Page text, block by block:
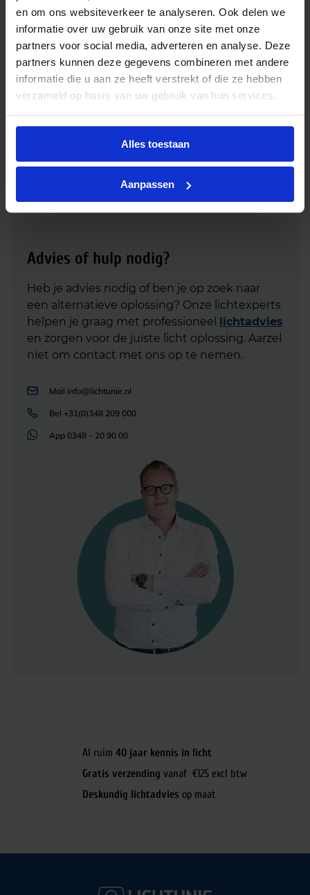
en om ons websiteverkeer te analyseren. Ook delen we
informatie over uw gebruik van onze site met onze
partners voor social media, adverteren en analyse. Deze
partners kunnen deze gegevens combineren met andere
informatie die u aan ze heeft verstrekt of die ze hebben
verzameld op basis van uw gebruik van hun services.
Alles toestaan
Aanpassen
Alternatieve producten
Ledvance HQL LED P 90W 827 E40 – vervangt
250W
+
-
winkelmand
€112,83
Advies of hulp nodig?
Heb je advies nodig of ben je op zoek naar
een alternatieve oplossing? Onze lichtexperts
helpen je graag met professioneel lichtadvies
en zorgen voor de juiste licht oplossing. Aarzel
niet om contact met ons op te nemen.
Mail info@lichtunie.nl
Bel +31(0)348 209 000
App 0348 – 20 90 00
Al ruim 40 jaar kennis in licht
Gratis verzending vanaf €125 excl btw
Deskundig lichtadvies op maat